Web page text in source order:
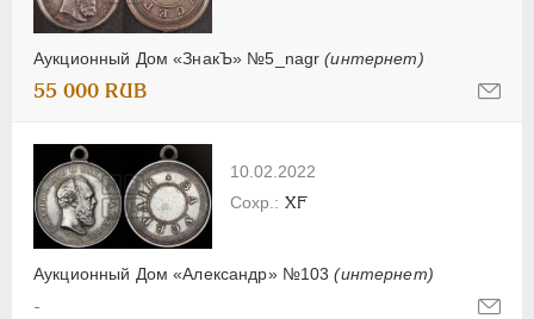
Аукционный Дом «ЗнакЪ» №5_nagr(интернет)
55 000 RUB
10.02.2022
Аукционный Дом «Александр» №103(интернет)
XF
-